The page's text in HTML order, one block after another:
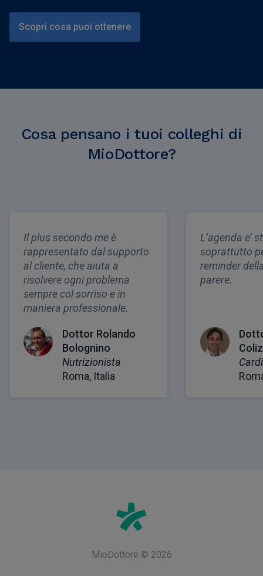
Scopri cosa puoi ottenere
Cosa pensano i tuoi colleghi di
MioDottore?
Il plus secondo me è
rappresentato dal supporto
al cliente, che aiuta a
risolvere ogni problema
sempre col sorriso e in
maniera professionale.
Dottor Rolando
Bolognino
Nutrizionista
Roma, Italia
L’agenda e’
soprattutto
reminder
parere.
MioDottore © 2026